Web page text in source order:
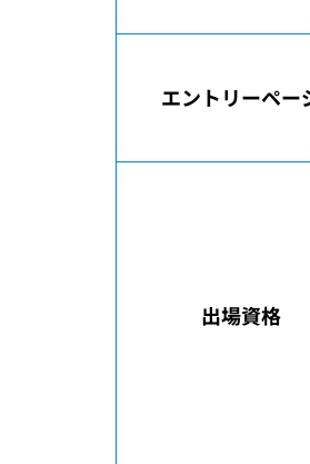
エントリーペー
出場資格